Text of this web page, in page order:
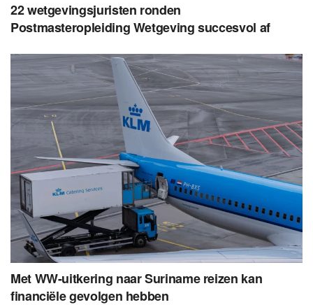
22 wetgevingsjuristen ronden
Postmasteropleiding Wetgeving succesvol af
Met WW-uitkering naar Suriname reizen kan
financiële gevolgen hebben